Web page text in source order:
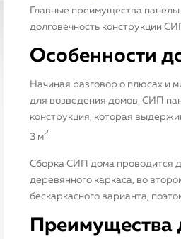
Главные преимущества
долговечность конструкции
Особенности
Начиная разговор о плюсах и
для возведения домов. СИП
конструкция, которая
3 м2.
Сборка СИП дома проводится
деревянного каркаса, во
бескаркасного варианта,
Преимущества